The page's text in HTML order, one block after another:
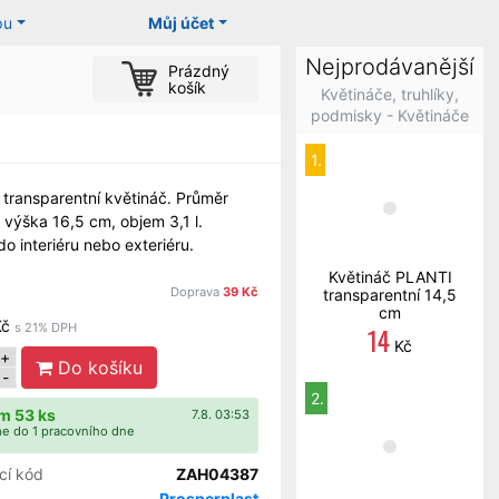
Můj účet
Prázdný
košík
květináč. Průměr
16,5 cm, objem 3,1 l.
interiéru nebo exteriéru.
Doprava 39 Kč
s 21% DPH
+
-
Do košíku
7.8. 03:53
53 ks
do 1 pracovního dne
kód
ZAH04387
Nejprodávanější
Květináče, truhlíky,
podmisky - Květináče
1.
Květináč PLANTI
transparentní 14,5
cm
14 Kč
2.